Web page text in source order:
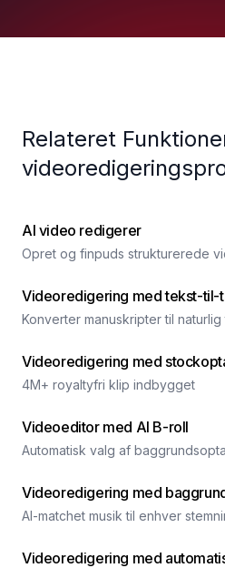
Relateret
AI video redigerer
Opret og finpuds strukturerede
Videoredigering med tekst-til-
Konverter manuskripter til naturlig
Videoredigering med
4M+ royaltyfri klip indbygget
Videoeditor med AI B-roll
Automatisk valg af
Videoredigering med
AI-matchet musik til enhver
Videoredigering med